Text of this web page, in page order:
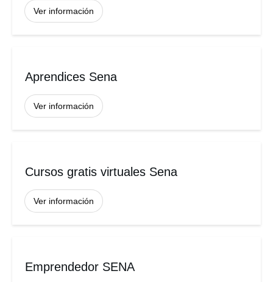
Ver información
Aprendices Sena
Ver información
Cursos gratis virtuales Sena
Ver información
Emprendedor SENA